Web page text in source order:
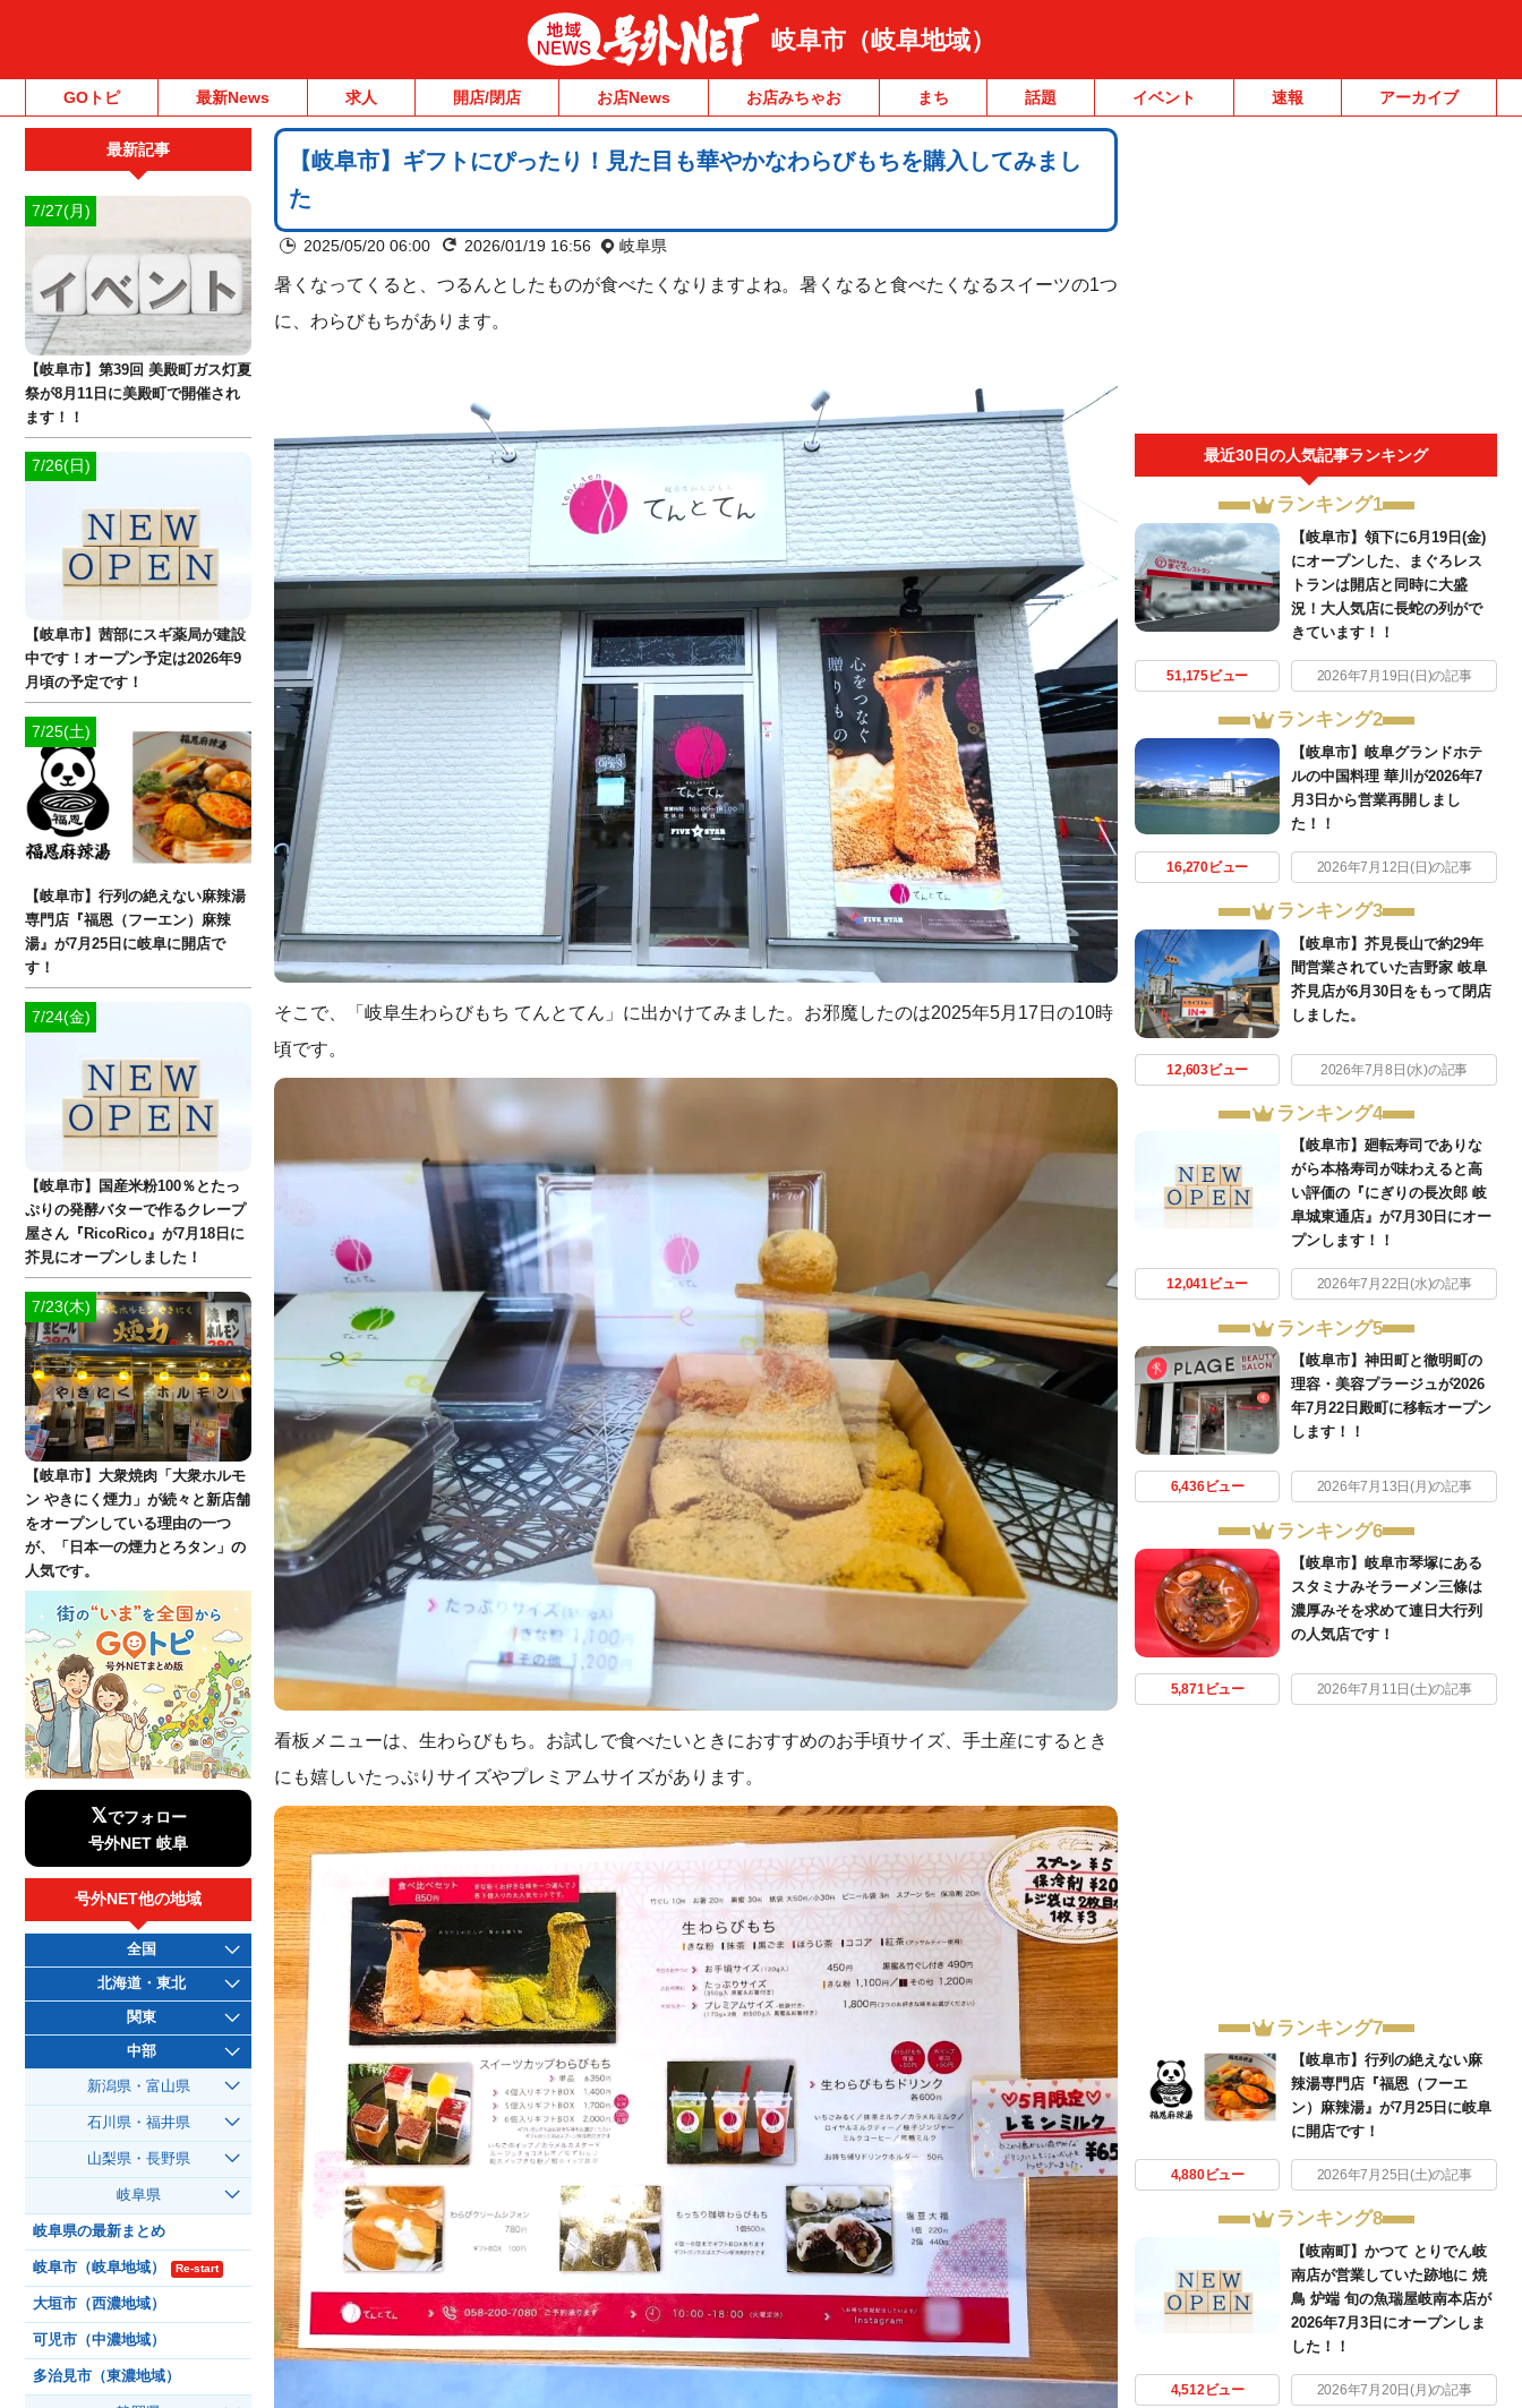
岐阜市（岐阜地域）
GOトピ 最新News 求人 開店/閉店 お店News お店みちゃお まち 話題 イベント 速報 アーカイブ
【岐阜市】ギフトにぴったり！見た目も華やかなわらびもちを購入してみまし
た
2025/05/20 06:00 2026/01/19 16:56 岐阜県
暑くなってくると、つるんとしたものが食べたくなりますよね。暑くなると食べたくなるスイーツの1つ
に、わらびもちがあります。
そこで、「岐阜生わらびもち てんとてん」に出かけてみました。お邪魔したのは2025年5月17日の10時
頃です。
看板メニューは、生わらびもち。お試しで食べたいときにおすすめのお手頃サイズ、手土産にするとき
にも嬉しいたっぷりサイズやプレミアムサイズがあります。
最近30日の人気記事ランキング
ランキング1
【岐阜市】領下に6月19日(金)
にオープンした、まぐろレス
トランは開店と同時に大盛
況！大人気店に長蛇の列がで
きています！！
51,175ビュー 2026年7月19日(日)の記事
ランキング2
【岐阜市】岐阜グランドホテ
ルの中国料理 華川が2026年7
月3日から営業再開しまし
た！！
16,270ビュー 2026年7月12日(日)の記事
ランキング3
【岐阜市】芥見長山で約29年
間営業されていた吉野家 岐阜
芥見店が6月30日をもって閉店
しました。
12,603ビュー 2026年7月8日(水)の記事
ランキング4
【岐阜市】廻転寿司でありな
がら本格寿司が味わえると高
い評価の『にぎりの長次郎 岐
阜城東通店』が7月30日にオー
プンします！！
12,041ビュー 2026年7月22日(水)の記事
ランキング5
【岐阜市】神田町と徹明町の
理容・美容プラージュが2026
年7月22日殿町に移転オープン
します！！
6,436ビュー 2026年7月13日(月)の記事
ランキング6
【岐阜市】岐阜市琴塚にある
スタミナみそラーメン三條は
濃厚みそを求めて連日大行列
の人気店です！
5,871ビュー 2026年7月11日(土)の記事
ランキング7
【岐阜市】行列の絶えない麻
辣湯専門店『福恩（フーエ
ン）麻辣湯』が7月25日に岐阜
に開店です！
4,880ビュー 2026年7月25日(土)の記事
ランキング8
【岐南町】かつて とりでん岐
南店が営業していた跡地に 焼
鳥 炉端 旬の魚瑞屋岐南本店が
2026年7月3日にオープンしま
した！！
4,512ビュー 2026年7月20日(月)の記事
最新記事
7/27(月)
【岐阜市】第39回 美殿町ガス灯夏
祭が8月11日に美殿町で開催され
ます！！
7/26(日)
【岐阜市】茜部にスギ薬局が建設
中です！オープン予定は2026年9
月頃の予定です！
7/25(土)
【岐阜市】行列の絶えない麻辣湯
専門店『福恩（フーエン）麻辣
湯』が7月25日に岐阜に開店で
す！
7/24(金)
【岐阜市】国産米粉100％とたっ
ぷりの発酵バターで作るクレープ
屋さん『RicoRico』が7月18日に
芥見にオープンしました！
7/23(木)
【岐阜市】大衆焼肉「大衆ホルモ
ン やきにく煙力」が続々と新店舗
をオープンしている理由の一つ
が、「日本一の煙力とろタン」の
人気です。
𝕏でフォロー
号外NET 岐阜
号外NET他の地域
全国
北海道・東北
関東
中部
新潟県・富山県
石川県・福井県
山梨県・長野県
岐阜県
岐阜県の最新まとめ
岐阜市（岐阜地域） Re-start
大垣市（西濃地域）
可児市（中濃地域）
多治見市（東濃地域）